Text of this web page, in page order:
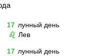
17 лунный день
♌ Лев
17 лунный день